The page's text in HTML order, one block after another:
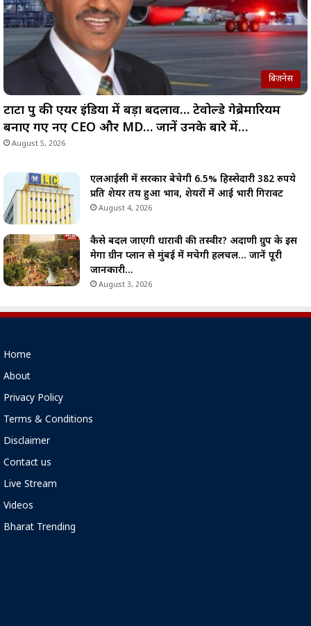
बिज़नेस
टाटा ग्रुप की एयर इंडिया में बड़ा बदलाव… टेवोल्डे गेब्रेमारियम
बनाए गए नए CEO और MD… जानें उनके बारे में…
August 5, 2026
एलआईसी में सरकार बेचेगी 6.5% हिस्सेदारी 382 रुपये
प्रति शेयर तय हुआ भाव, शेयरों में आई भारी गिरावट
August 4, 2026
कैसे बदल जाएगी धारावी की तस्वीर? अदाणी ग्रुप के इस
मेगा ग्रीन प्लान से मुंबई में मचेगी हलचल… जानें पूरी
जानकारी…
August 3, 2026
Home
About
Privacy Policy
Terms & Conditions
Disclaimer
Contact us
Live Stream
Videos
Bharat Trending